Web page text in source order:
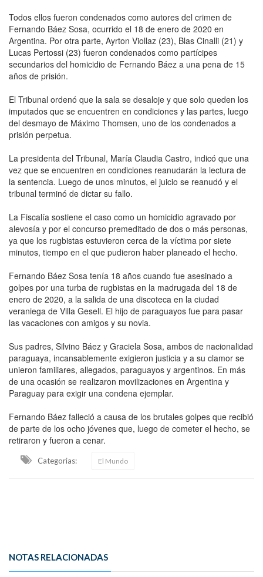
Todos ellos fueron condenados como autores del crimen de
Fernando Báez Sosa, ocurrido el 18 de enero de 2020 en
Argentina. Por otra parte, Ayrton Viollaz (23), Blas Cinalli (21) y
Lucas Pertossi (23) fueron condenados como partícipes
secundarios del homicidio de Fernando Báez a una pena de 15
años de prisión.
El Tribunal ordenó que la sala se desaloje y que solo queden los
imputados que se encuentren en condiciones y las partes, luego
del desmayo de Máximo Thomsen, uno de los condenados a
prisión perpetua.
La presidenta del Tribunal, María Claudia Castro, indicó que una
vez que se encuentren en condiciones reanudarán la lectura de
la sentencia. Luego de unos minutos, el juicio se reanudó y el
tribunal terminó de dictar su fallo.
La Fiscalía sostiene el caso como un homicidio agravado por
alevosía y por el concurso premeditado de dos o más personas,
ya que los rugbistas estuvieron cerca de la víctima por siete
minutos, tiempo en el que pudieron haber planeado el hecho.
Fernando Báez Sosa tenía 18 años cuando fue asesinado a
golpes por una turba de rugbistas en la madrugada del 18 de
enero de 2020, a la salida de una discoteca en la ciudad
veraniega de Villa Gesell. El hijo de paraguayos fue para pasar
las vacaciones con amigos y su novia.
Sus padres, Silvino Báez y Graciela Sosa, ambos de nacionalidad
paraguaya, incansablemente exigieron justicia y a su clamor se
unieron familiares, allegados, paraguayos y argentinos. En más
de una ocasión se realizaron movilizaciones en Argentina y
Paraguay para exigir una condena ejemplar.
Fernando Báez falleció a causa de los brutales golpes que recibió
de parte de los ocho jóvenes que, luego de cometer el hecho, se
retiraron y fueron a cenar.
Categorias: El Mundo
NOTAS RELACIONADAS